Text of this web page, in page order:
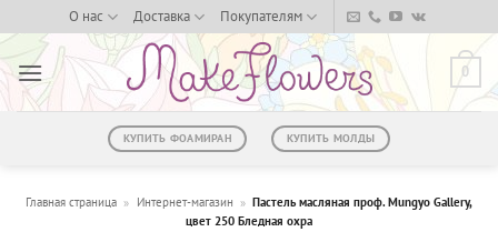
to
content
О нас Доставка Покупателям
0
КУПИТЬ ФОАМИРАН КУПИТЬ МОЛДЫ
Главная страница » Интернет-магазин » Пастель масляная проф. Mungyo Gallery,
цвет 250 Бледная охра